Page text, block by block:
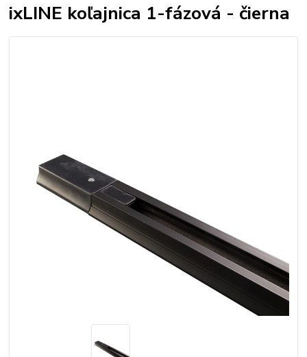
ixLINE koľajnica 1-fázová - čierna